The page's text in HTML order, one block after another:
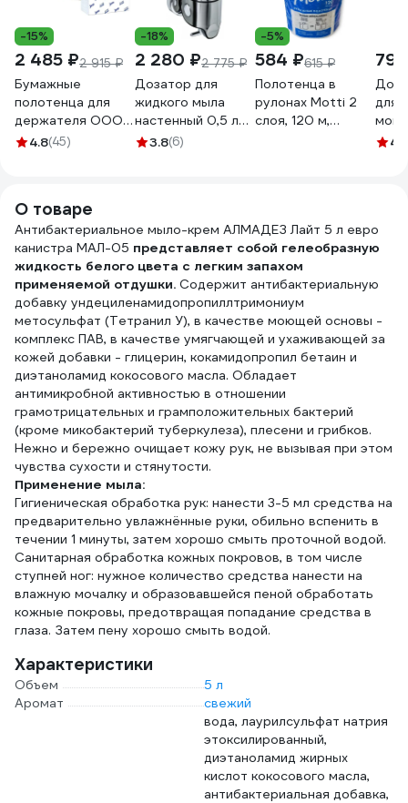
-15%
2 485 ₽2 915 ₽
Бумажные
полотенца для
держателя ООО
Комус PRO 1 слой,
сложение C193
1038825
4.8(45)
-18%
2 280 ₽2 775 ₽
Дозатор для
жидкого мыла
настенный 0,5 л
FIXSEN НOTEL
3.8(6)
-5%
584 ₽615 ₽
Полотенца в
рулонах Motti 2
слоя, 120 м,
для
4.6
О товаре
Антибактериальное мыло-крем АЛМАДЕЗ Лайт 5 л евро
канистра МАЛ-05 представляет собой гелеобразную
жидкость белого цвета с легким запахом
применяемой отдушки. Содержит антибактериальную
добавку ундециленамидопропиллтримониум
метосульфат (Тетранил У), в качестве моющей основы -
комплекс ПАВ, в качестве умягчающей и ухаживающей за
кожей добавки - глицерин, кокамидопропил бетаин и
диэтаноламид кокосового масла. Обладает
антимикробной активностью в отношении
грамотрицательных и грамположительных бактерий
(кроме микобактерий туберкулеза), плесени и грибков.
Нежно и бережно очищает кожу рук, не вызывая при этом
чувства сухости и стянутости.
Применение мыла:
Гигиеническая обработка рук: нанести 3-5 мл средства на
предварительно увлажнённые руки, обильно вспенить в
течении 1 минуты, затем хорошо смыть проточной водой.
Санитарная обработка кожных покровов, в том числе
ступней ног: нужное количество средства нанести на
влажную мочалку и образовавшейся пеной обработать
кожные покровы, предотвращая попадание средства в
глаза. Затем пену хорошо смыть водой.
Характеристики
Объем
5 л
Аромат
свежий
вода, лаурилсульфат натрия
этоксилированный,
диэтаноламид жирных
кислот кокосового масла,
антибактериальная добавка,